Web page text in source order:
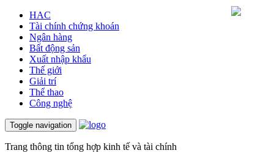
HAC
Tài chính chứng khoán
Ngân hàng
Bất động sản
Xuất nhập khẩu
Thế giới
Giải trí
Thể thao
Công nghệ
Toggle navigation
Trang thông tin tổng hợp kinh tế và tài chính